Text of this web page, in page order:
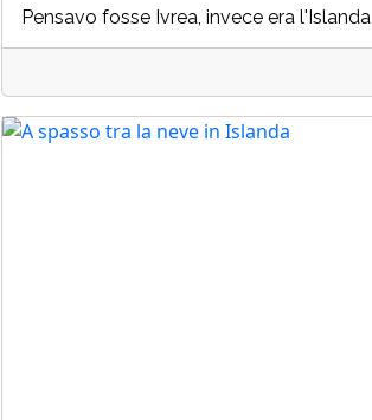
Pensavo fosse Ivrea, invece era l'Islanda